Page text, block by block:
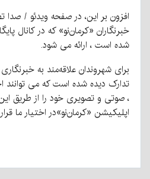
افزون بر این، در صفحه ویدئو / صدا
خبرنگاران «کرمان‌نو» که در کانال
شده است ، ارائه می شود.
برای شهروندان علاقه‌مند به
تدارک دیده شده است که می توانند
، صوتی و تصویری خود را از طریق
اپلیکیشن «کرمان‌نو»در اختیار ما